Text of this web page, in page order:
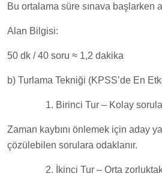
Bu ortalama süre sınava başlarken
Alan Bilgisi:
50 dk / 40 soru ≈ 1,2 dakika
b) Turlama Tekniği (KPSS’de En
1. Birinci Tur – Kolay
Zaman kaybını önlemek için aday
çözülebilen sorulara odaklanır.
2. İkinci Tur – Orta zorluktaki